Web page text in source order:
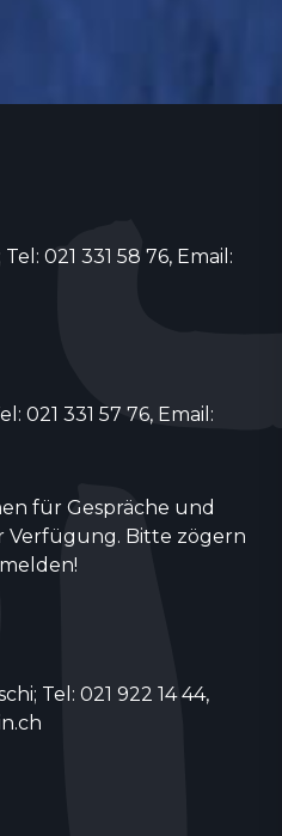
021 331 58 76, Email:
021 331 57 76, Email:
für Gespräche und
Verfügung. Bitte zögern
Tel: 021 922 14 44,